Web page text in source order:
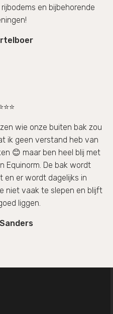
en bijbehorende
wie onze buiten bak zou
ik geen verstand heb van
😊 maar ben heel blij met
Equinorm. De bak wordt
er wordt dagelijks in
niet vaak te slepen en blijft
liggen.